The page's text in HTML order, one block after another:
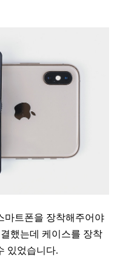
마트폰을 장착해주어야
했는데 케이스를 장착
있었습니다.